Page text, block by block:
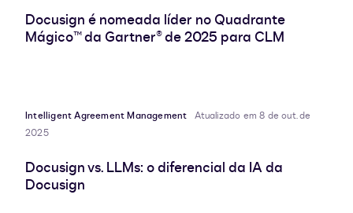
Docusign é nomeada líder no Quadrante
Mágico™ da Gartner® de 2025 para CLM
Intelligent Agreement Management
Atualizado em 8 de out. de
2025
Docusign vs. LLMs: o diferencial da IA da
Docusign